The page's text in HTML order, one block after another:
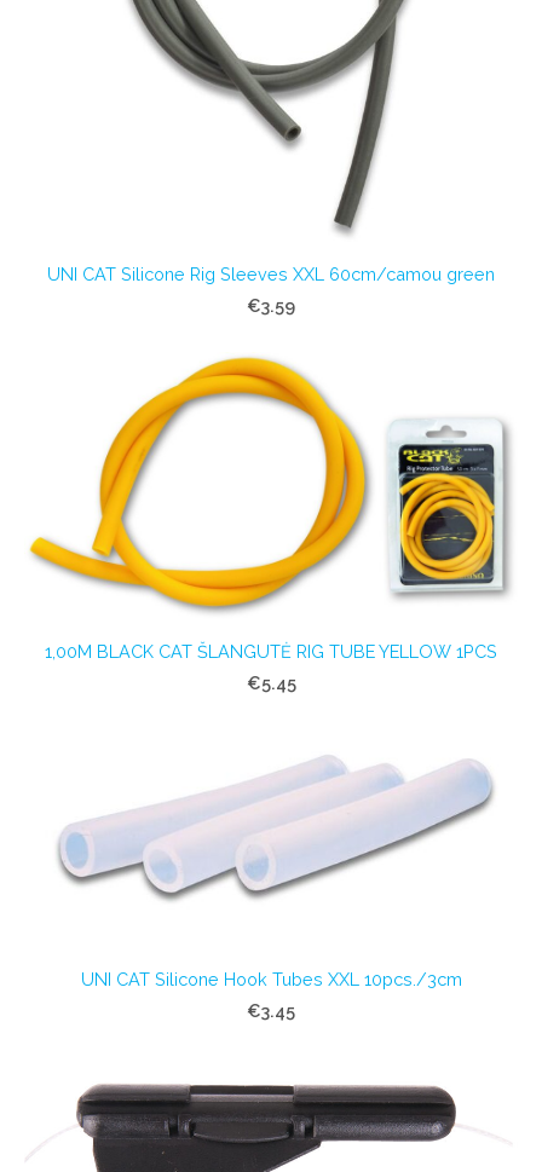
UNI CAT Silicone Rig Sleeves XXL 60cm/camou green
€3.59
1,00M BLACK CAT ŠLANGUTĖ RIG TUBE YELLOW 1PCS
€5.45
UNI CAT Silicone Hook Tubes XXL 10pcs./3cm
€3.45